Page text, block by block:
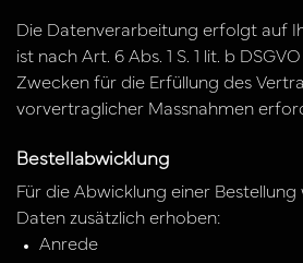
Die Datenverarbeitung erfolgt auf
ist nach Art. 6 Abs. 1 S. 1 lit. b
Zwecken für die Erfüllung des
vorvertraglicher Massnahmen
Bestellabwicklung
Für die Abwicklung einer
Daten zusätzlich erhoben:
Anrede